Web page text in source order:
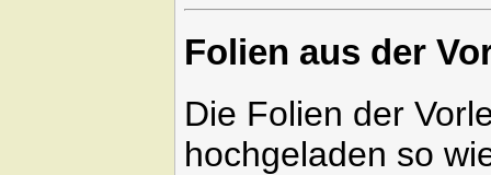
Folien aus der
Die Folien der
hochgeladen so